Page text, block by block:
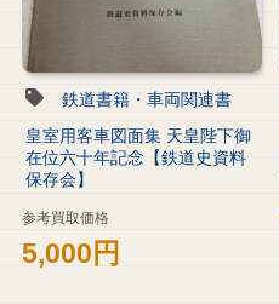
鉄道書籍・車両関連書
皇室用客車図面集 天皇陛下御
在位六十年記念【鉄道史資料
保存会】
参考買取価格
5,000円